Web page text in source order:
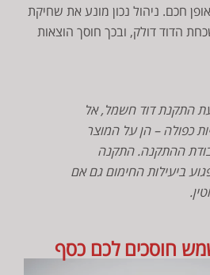
חכם. ניהול נכון מונע את שחיקת
הדוד דולק, ובכך חוסך הוצאות
התקנת דוד חשמל, אל
כפולה – הן על המוצר
ההתקנה. התקנה
ביעילות החימום גם אם
חוסכים לכם כסף